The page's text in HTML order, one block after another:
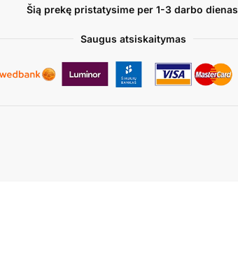
Šią prekę pristatysime per 1-3 darbo dienas
Saugus atsiskaitymas